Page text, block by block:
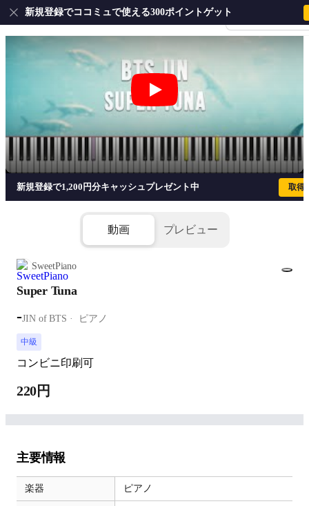
会員登録・ログイ
新規登録でココミュで使える300ポイントゲット
Super Tuna - JIN of BTS
新規登録で1,200円分キャッシュプレゼント中 取得
動画 プレビュー
SweetPiano
Super Tuna
-JIN of BTS ピアノ
中級
コンビニ印刷可
220円
主要情報
楽器 ピアノ